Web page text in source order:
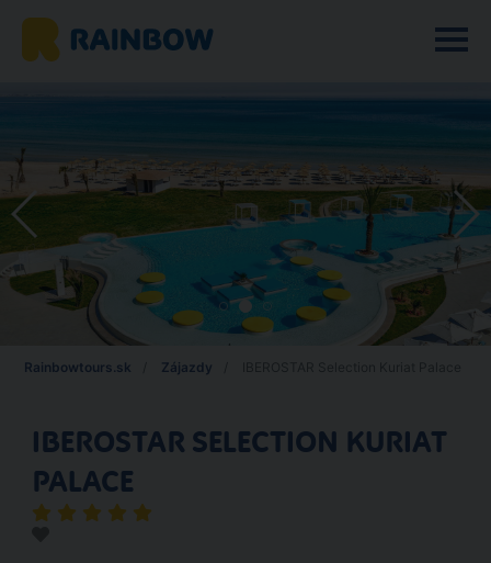
Rainbowtours.sk Zájazdy
IBEROSTAR SELECTION KURIAT
PALACE